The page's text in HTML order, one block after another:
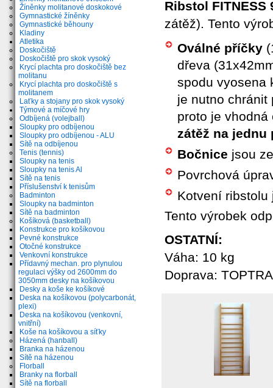
Ribstol
zátěž). Tento
Oválné příčky
dřeva
spodu vyosena
je nutno chránit
proto je
zátěž na jednu
Bočnice jsou
Povrchová
Kotvení ribstolu
Tento výrobek
OSTATNÍ:
Váha: 10 kg
Doprava:
Žíněnky molitanové doskokové
Gymnastické žíněnky
Gymnastické běhouny
Kladiny
Atletika
Doskočiště
Doskočiště pro skok vysoký
Krycí plachta pro doskočiště bez
molitanu
Krycí plachta pro doskočiště s
molitanem
Laťky a stojany pro skok vysoký
Týmové a míčové hry
Odbíjená (volejball)
Sloupky pro odbíjenou
Sloupky pro odbíjenou - ALU
Sítě na odbíjenou
Tenis (tennis)
Sloupky na tenis
Sloupky na tenis Al
Sítě na tenis
Příslušenství k tenisům
Badminton
Sloupky na badminton
Sítě na badminton
Košíková (basketball)
Konstrukce pro košíkovou
Pevné konstrukce
Otočné konstrukce
Venkovní konstrukce
Přídavný mechan. pro plynulou
regulaci výšky od 2600mm do
3050mm desky na košíkovou
Desky a koše ke košíkové
Deska na košíkovou (polycarbonát,
plexi)
Deska na košíkovou (venkovní,
vnitřní)
Koše na košíkovou a síťky
Házená (hanball)
Branka na házenou
Sítě na házenou
Florball
Branky na florball
Sítě na florball